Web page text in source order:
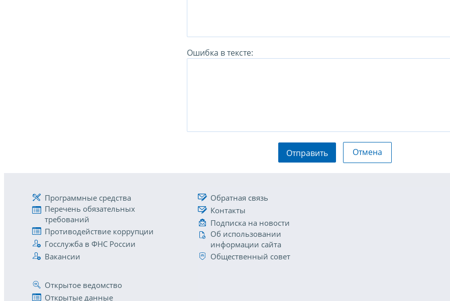
Ошибка в тексте:
Отправить Отмена
Программные средства
Перечень обязательных
требований
Противодействие коррупции
Госслужба в ФНС России
Вакансии
Обратная связь
Контакты
Подписка на новости
Об использовании
информации сайта
Общественный совет
Открытое ведомство
Открытые данные